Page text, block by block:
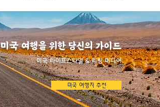
미국 여행을 위한 당신의 가이드
​미국 라이프스타일 & 리빙 미디어
미국 여행지 추천